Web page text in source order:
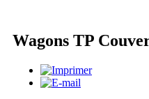
Wagons TP